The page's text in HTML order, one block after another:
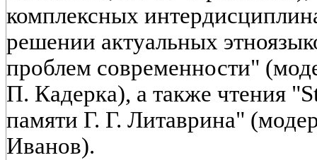
комплексных
решении актуальных
проблем современности"
П. Кадерка), а также чтения
памяти Г. Г. Литаврина"
Иванов).